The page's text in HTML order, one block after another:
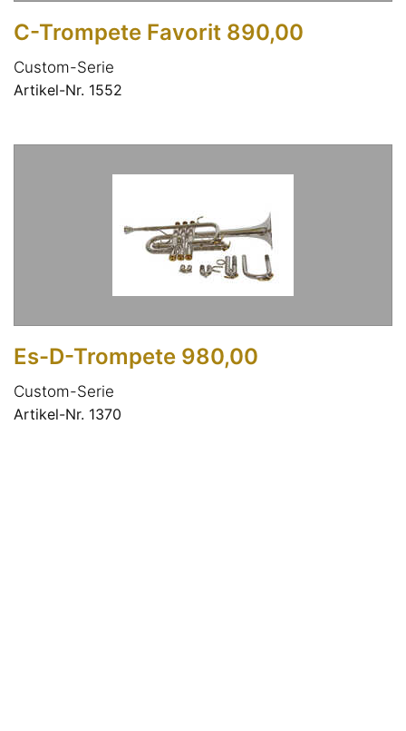
C-Trompete Favorit 890,00
Custom-Serie
Artikel-Nr. 1552
Es-D-Trompete 980,00
Custom-Serie
Artikel-Nr. 1370